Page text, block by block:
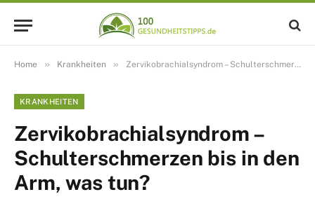
Home » Krankheiten » Zervikobrachialsyndrom – Schulterschmerzen bis in den Arm, was tun?
KRANKHEITEN
Zervikobrachialsyndrom –
Schulterschmerzen bis in den
Arm, was tun?